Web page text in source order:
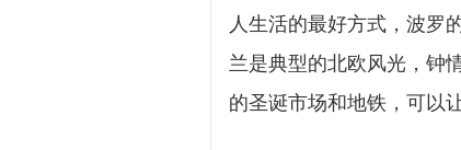
人生活的最好方式，波罗
兰是典型的北欧风光，钟
的圣诞市场和地铁，可以